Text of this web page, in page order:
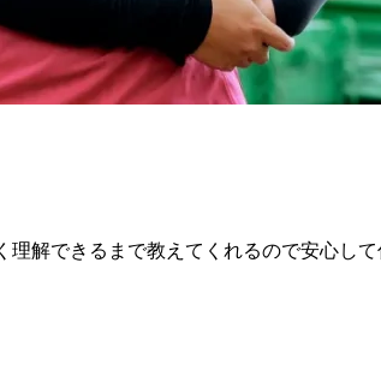
解できるまで教えてくれるので安心し